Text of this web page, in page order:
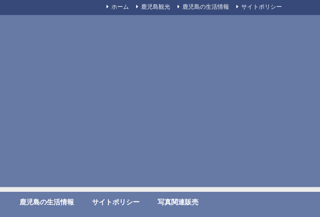
ホーム 鹿児島観光 鹿児島の生活情報 サイトポリシー
鹿児島の生活情報 サイトポリシー 写真関連販売